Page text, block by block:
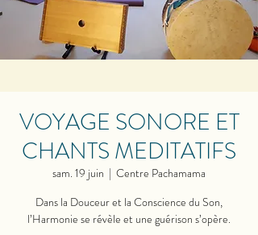
VOYAGE SONORE ET
CHANTS MEDITATIFS
sam. 19 juin
  |
Centre Pachamama
Dans la Douceur et la Conscience du Son,
l’Harmonie se révèle et une guérison s’opère.